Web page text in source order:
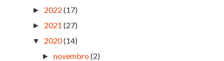
► 2022 (17)
► 2021 (27)
▼ 2020(14)
►novembro(2)